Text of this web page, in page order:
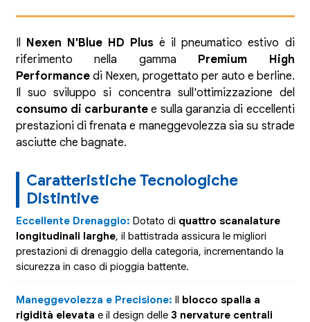
Il Nexen N'Blue HD Plusè il pneumatico estivo di
riferimento nella gamma Premium High
Performancedi Nexen, progettato per auto e berline.
Il suo sviluppo si concentra sull'ottimizzazione del
consumo di carburantee sulla garanzia di eccellenti
prestazioni di frenata e maneggevolezza sia su strade
asciutte che bagnate.
Caratteristiche Tecnologiche
Distintive
Eccellente Drenaggio: Dotato di quattro scanalature
longitudinali larghe, il battistrada assicura le migliori
prestazioni di drenaggio della categoria, incrementando la
sicurezza in caso di pioggia battente.
Maneggevolezza e Precisione: Il blocco spalla a
rigidità elevata e il design delle 3 nervature centrali